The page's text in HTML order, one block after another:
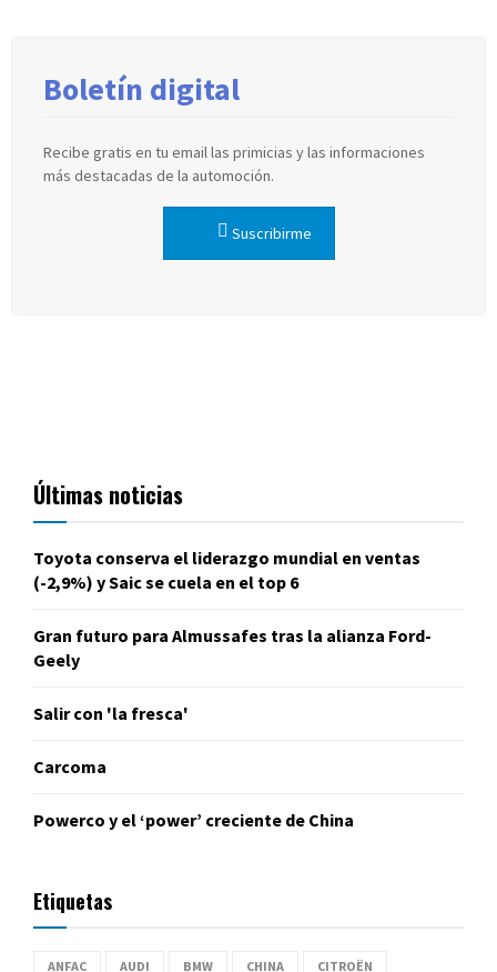
Boletín digital
Recibe gratis en tu email las primicias y las informaciones
más destacadas de la automoción.
Suscribirme
Últimas noticias
Toyota conserva el liderazgo mundial en ventas
(-2,9%) y Saic se cuela en el top 6
Gran futuro para Almussafes tras la alianza Ford-
Geely
Salir con 'la fresca'
Carcoma
Powerco y el ‘power’ creciente de China
Etiquetas
ANFAC AUDI BMW CHINA CITROËN